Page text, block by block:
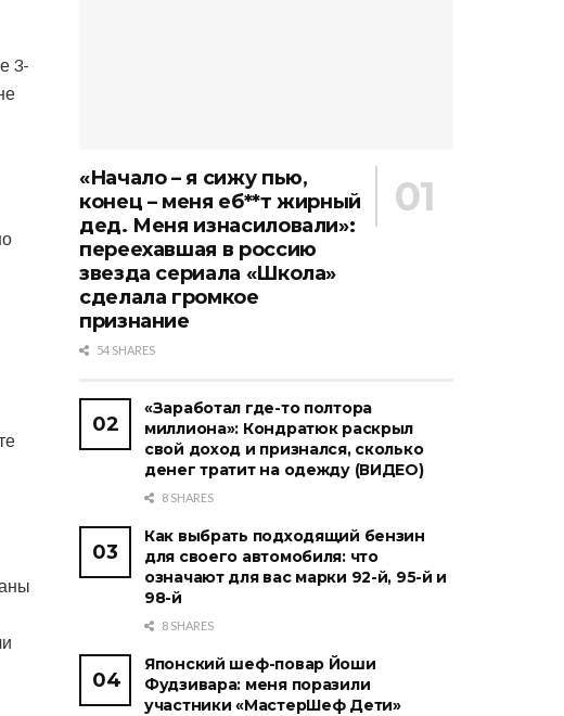
3-
«Начало – я сижу пью,
конец – меня еб**т жирный
дед. Меня изнасиловали»:
переехавшая в россию
звезда сериала «Школа»
сделала громкое
признание
54 SHARES
«Заработал где-то полтора
миллиона»: Кондратюк раскрыл
свой доход и признался, сколько
денег тратит на одежду (ВИДЕО)
8 SHARES
Как выбрать подходящий бензин
для своего автомобиля: что
означают для вас марки 92-й, 95-й и
98-й
8 SHARES
Японский шеф-повар Йоши
Фудзивара: меня поразили
участники «МастерШеф Дети»